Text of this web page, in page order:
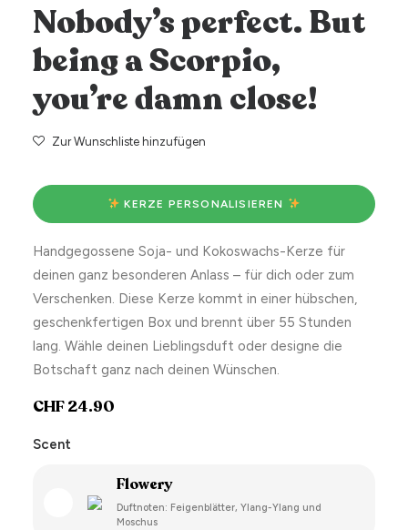
Nobody’s perfect. But
being a Scorpio,
you’re damn close!
Zur Wunschliste hinzufügen
KERZE PERSONALISIEREN
Handgegossene Soja- und Kokoswachs-Kerze für
deinen ganz besonderen Anlass – für dich oder zum
Verschenken. Diese Kerze kommt in einer hübschen,
geschenkfertigen Box und brennt über 55 Stunden
lang. Wähle deinen Lieblingsduft oder designe die
Botschaft ganz nach deinen Wünschen.
CHF24.90
Scent
Flowery
Duftnoten: Feigenblätter, Ylang-Ylang und
Moschus